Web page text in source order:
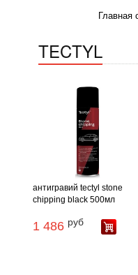
Главная
TECTYL
антигравий tectyl stone
chipping black 500мл
1 486 руб